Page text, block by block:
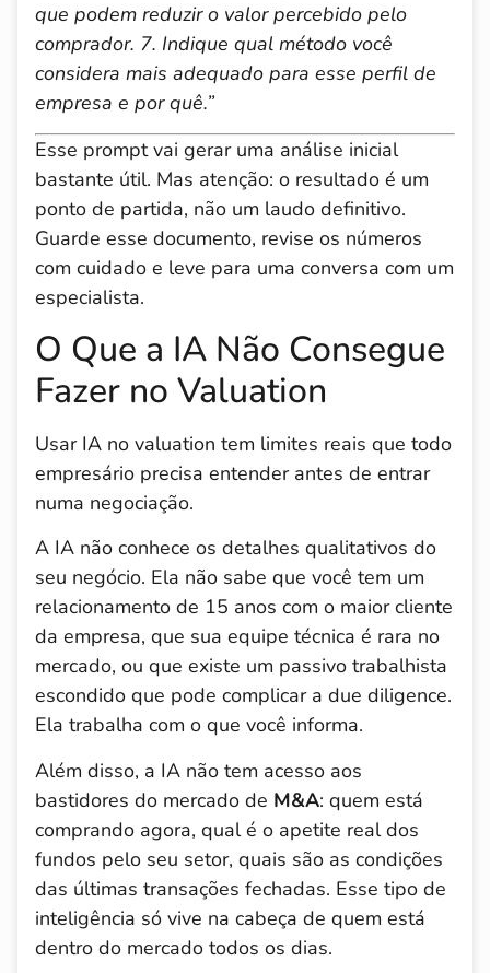
que podem reduzir o valor percebido pelo
comprador. 7. Indique qual método você
considera mais adequado para esse perfil de
empresa e por quê.”
Esse prompt vai gerar uma análise inicial
bastante útil. Mas atenção: o resultado é um
ponto de partida, não um laudo definitivo.
Guarde esse documento, revise os números
com cuidado e leve para uma conversa com um
especialista.
O Que a IA Não Consegue
Fazer no Valuation
Usar IA no valuation tem limites reais que todo
empresário precisa entender antes de entrar
numa negociação.
A IA não conhece os detalhes qualitativos do
seu negócio. Ela não sabe que você tem um
relacionamento de 15 anos com o maior cliente
da empresa, que sua equipe técnica é rara no
mercado, ou que existe um passivo trabalhista
escondido que pode complicar a due diligence.
Ela trabalha com o que você informa.
Além disso, a IA não tem acesso aos
bastidores do mercado de M&A: quem está
comprando agora, qual é o apetite real dos
fundos pelo seu setor, quais são as condições
das últimas transações fechadas. Esse tipo de
inteligência só vive na cabeça de quem está
dentro do mercado todos os dias.